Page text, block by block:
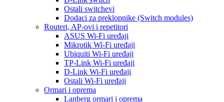
Ostali switchevi
Dodaci za preklopnike (Switch modules)
Routeri, AP-ovi i repetitori
ASUS Wi-Fi uređaji
Mikrotik Wi-Fi uređaji
Ubiquiti Wi-Fi uređaji
TP-Link Wi-Fi uređaji
D-Link Wi-Fi uređaji
Ostali Wi-Fi uređaji
Ormari i oprema
Lanberg ormari i oprema